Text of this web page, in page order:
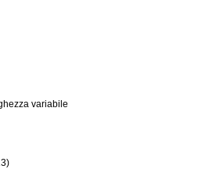
variabile